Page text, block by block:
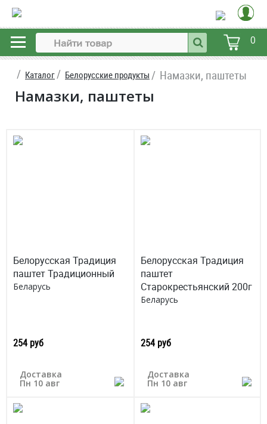
0
Каталог Белорусские продукты Намазки, паштеты
Намазки, паштеты
Белорусская Традиция
паштет Традиционный
Беларусь
254 руб
Доставка
Пн 10 авг
Белорусская Традиция
паштет
Старокрестьянский 200г
Беларусь
254 руб
Доставка
Пн 10 авг